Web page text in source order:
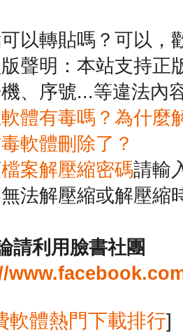
以轉貼嗎？可以，
聲明：本站支持正
、序號...等違法內
體有毒嗎？為什麼
軟體刪除了？
檔案解壓縮密碼請輸
法解壓縮或解壓縮
請利用臉書社團
軟體熱門下載排行]